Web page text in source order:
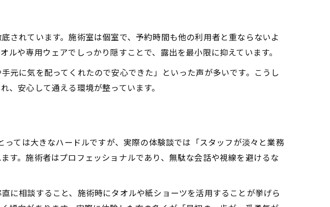
されています。施術室は個室で、予約時間も他の利用者と重ならないよ
や専用ウェアでしっかり隠すことで、露出を最小限に抑えています。
元に気を配ってくれたので安心できた」といった声が多いです。こうし
安心して通える環境が整っています。
ては大きなハードルですが、実際の体験談では「スタッフが淡々と業務
す。施術者はプロフェッショナルであり、無駄な会話や視線を避けるな
に相談すること、施術時にタオルや紙ショーツを活用することが挙げら